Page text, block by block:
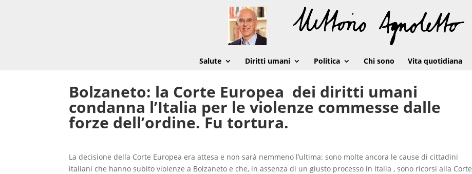
Salute Diritti umani Politica Chi sono Vita quotidiana
Bolzaneto: la Corte Europea dei diritti umani
condanna l’Italia per le violenze commesse dalle
forze dell’ordine. Fu tortura.
La decisione della Corte Europea era attesa e non sarà nemmeno l’ultima: sono molte ancora le cause di cittadini
italiani che hanno subito violenze a Bolzaneto e che, in assenza di un giusto processo in Italia , sono ricorsi alla Corte